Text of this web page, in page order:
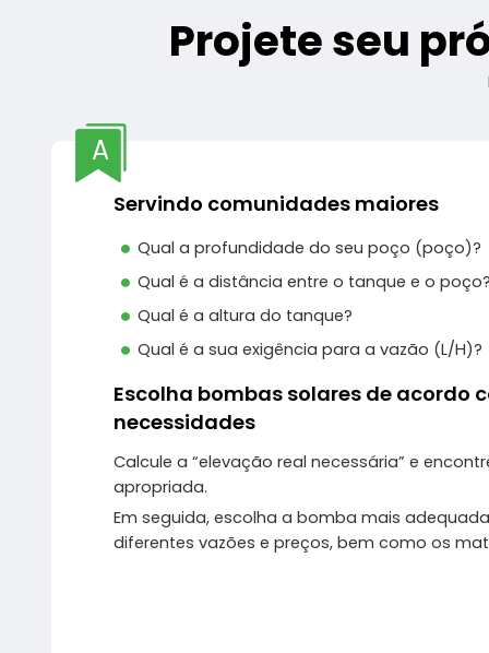
Projete seu
A
Servindo comunidades maiores
Qual a profundidade do seu poço (poço)?
Qual é a distância entre o tanque e o
Qual é a altura do tanque?
Qual é a sua exigência para a vazão (L/H)?
Escolha bombas solares de acordo
necessidades
Calcule a “elevação real necessária” e
apropriada.
Em seguida, escolha a bomba mais
diferentes vazões e preços, bem como os